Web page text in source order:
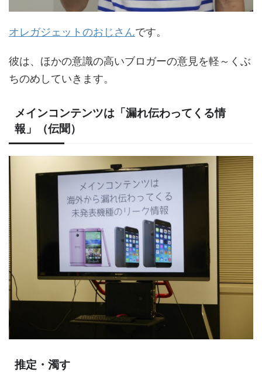
オレガジェットのおじさんです。
彼は、ほかの意識の高いブロガーの意見を軽～くぶ
ちのめしていきます。
メインコンテンツは「漏れ伝わってくる情
報」（伝聞）
推定・濁す